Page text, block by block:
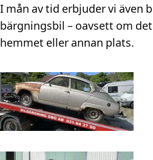
I mån av tid erbjuder vi även
bärgningsbil – oavsett om
hemmet eller annan plats.